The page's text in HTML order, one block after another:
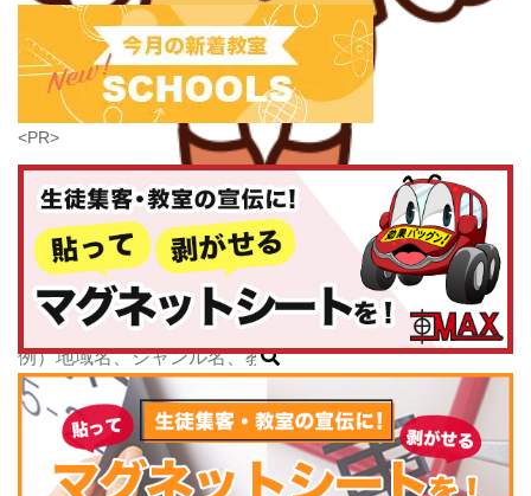
子どもスクールナビ
公式キャラクター
掲載教室数173,463件
ジャンル数135件
6/24現在
栃木県
群馬県
埼玉県
千葉県
東京都
神奈川県
中部
新潟県
富山県
石川県
福井県
山梨県
長野県
岐阜県
静岡県
学習教室(5437)
スポーツ・運動(2745)
<PR>